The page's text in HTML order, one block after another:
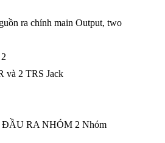
ra chính main Output, two
và 2 TRS Jack
ĐẦU RA NHÓM 2 Nhóm